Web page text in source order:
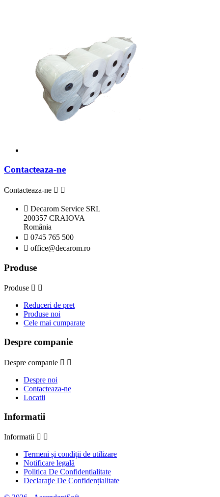
Contacteaza-ne
Contacteaza-ne  
 Decarom Service SRL
200357 CRAIOVA
România
 0745 765 500
 office@decarom.ro
Produse
Produse  
Reduceri de pret
Produse noi
Cele mai cumparate
Despre companie
Despre companie  
Despre noi
Contacteaza-ne
Locatii
Informatii
Informatii  
Termeni și condiții de utilizare
Notificare legală
Politica De Confidențialitate
Declaraţie De Confidențialitate